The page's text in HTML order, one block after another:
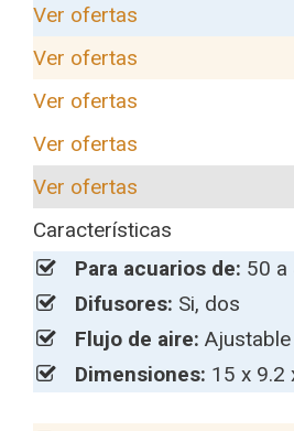
Ver ofertas
Ver ofertas
Ver ofertas
Ver ofertas
Ver ofertas
Características
Para acuarios de: 50 a
Difusores: Si, dos
Flujo de aire:
Dimensiones: 15 x 9.2